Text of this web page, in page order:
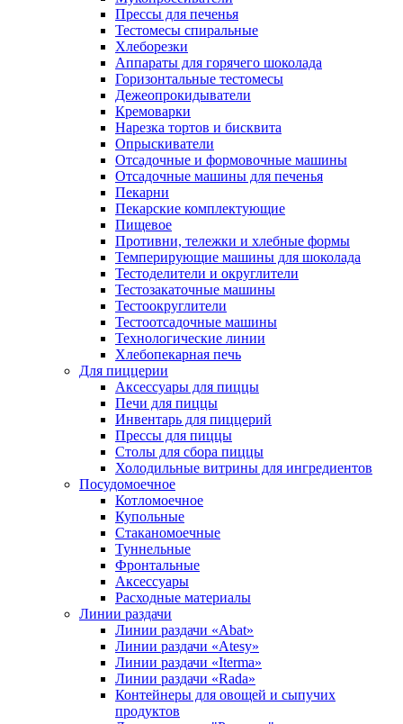
Прессы для печенья
Тестомесы спиральные
Хлеборезки
Аппараты для горячего шоколада
Горизонтальные тестомесы
Дежеопрокидыватели
Кремоварки
Нарезка тортов и бисквита
Опрыскиватели
Отсадочные и формовочные машины
Отсадочные машины для печенья
Пекарни
Пекарские комплектующие
Пищевое
Противни, тележки и хлебные формы
Темперирующие машины для шоколада
Тестоделители и округлители
Тестозакаточные машины
Тестоокруглители
Тестоотсадочные машины
Технологические линии
Хлебопекарная печь
Для пиццерии
Аксессуары для пиццы
Печи для пиццы
Инвентарь для пиццерий
Прессы для пиццы
Столы для сбора пиццы
Холодильные витрины для ингредиентов
Посудомоечное
Котломоечное
Купольные
Стаканомоечные
Туннельные
Фронтальные
Аксессуары
Расходные материалы
Линии раздачи
Линии раздачи «Abat»
Линии раздачи «Atesy»
Линии раздачи «Iterma»
Линии раздачи «Rada»
Контейнеры для овощей и сыпучих
продуктов